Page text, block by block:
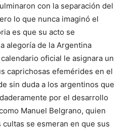
con la separación del
lo que nunca imaginó el
es que su acto se
alegoría de la Argentina
oficial le asignara un
caprichosas efemérides en el
sin duda a los argentinos que
por el desarrollo
Manuel Belgrano, quien
cultas se esmeran en que sus